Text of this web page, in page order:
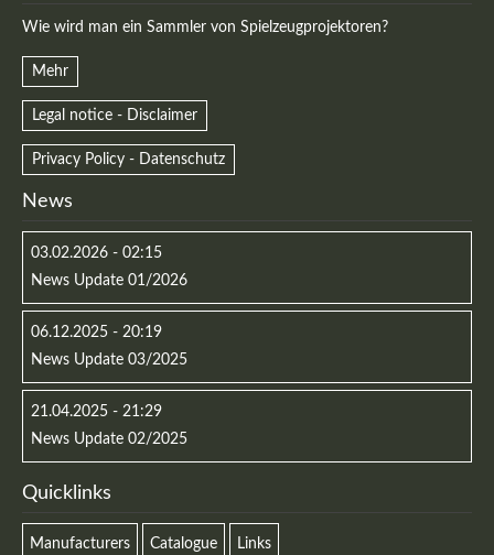
Wie wird man ein Sammler von Spielzeugprojektoren?
Mehr
Legal notice - Disclaimer
Privacy Policy - Datenschutz
News
03.02.2026 - 02:15
News Update 01/2026
06.12.2025 - 20:19
News Update 03/2025
21.04.2025 - 21:29
News Update 02/2025
Quicklinks
Manufacturers Catalogue Links
Kontaktdaten
Herbert
Lukaszewski
info@optical-toys.com
http://www.optical-toys.com
Login
Benutzername
Passwort